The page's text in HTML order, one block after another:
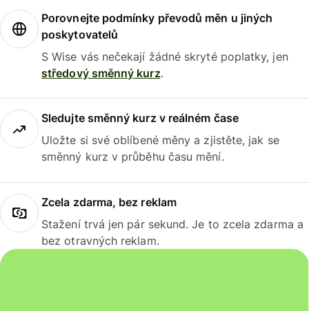
Porovnejte podmínky převodů měn u jiných
poskytovatelů
S Wise vás nečekají žádné skryté poplatky, jen
středový směnný kurz.
Sledujte směnný kurz v reálném čase
Uložte si své oblíbené měny a zjistěte, jak se
směnný kurz v průběhu času mění.
Zcela zdarma, bez reklam
Stažení trvá jen pár sekund. Je to zcela zdarma a
bez otravných reklam.